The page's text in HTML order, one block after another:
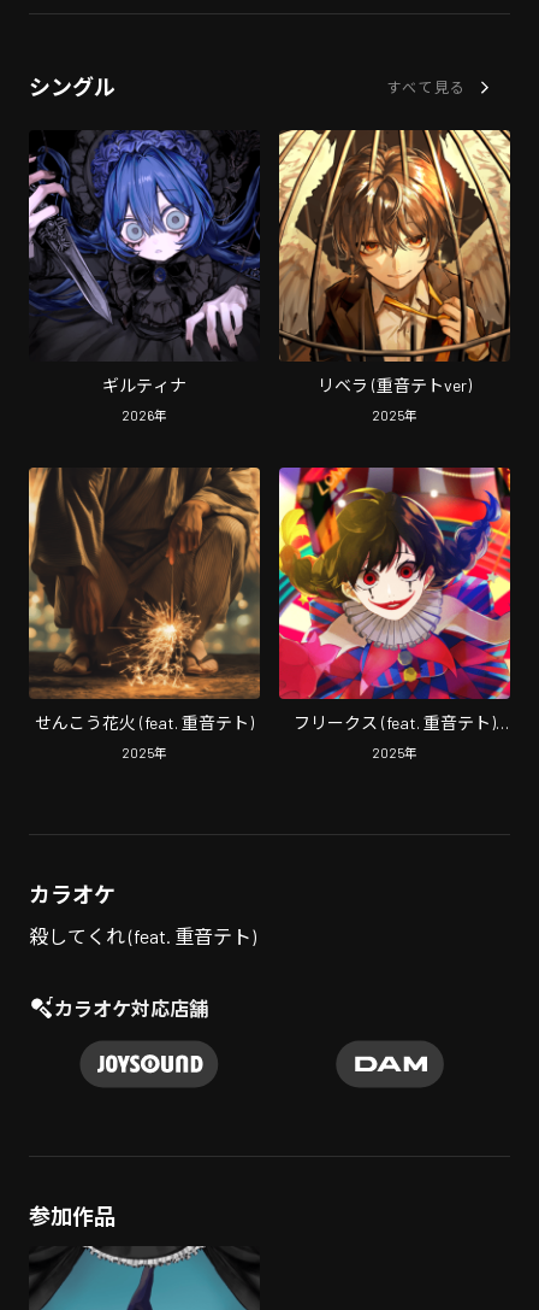
シングル すべて見る
ギルティナ
2026年
リベラ (重音テトver)
2025年
せんこう花火 (feat. 重音テト)
2025年
フリークス (feat. 重音テト)
[VIP]
2025年
カラオケ
殺してくれ (feat. 重音テト)
カラオケ対応店舗
参加作品